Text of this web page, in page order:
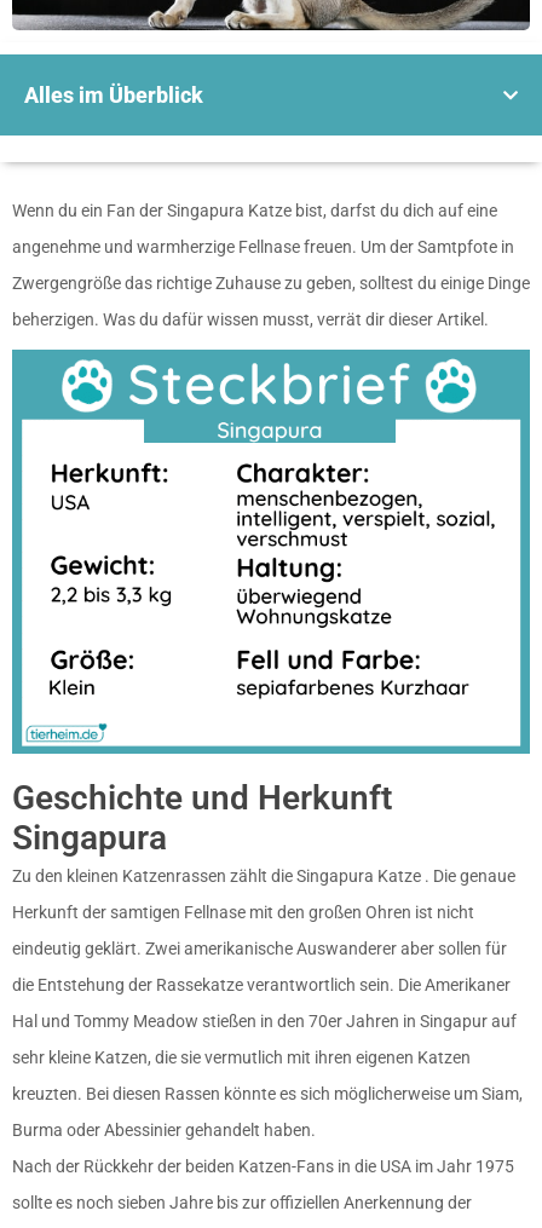
Alles im Überblick
Wenn du ein Fan der Singapura Katze bist, darfst du dich auf eine
angenehme und warmherzige Fellnase freuen. Um der Samtpfote in
Zwergengröße das richtige Zuhause zu geben, solltest du einige Dinge
beherzigen. Was du dafür wissen musst, verrät dir dieser Artikel.
Geschichte und Herkunft
Singapura
Zu den kleinen Katzenrassen zählt die Singapura Katze . Die genaue
Herkunft der samtigen Fellnase mit den großen Ohren ist nicht
eindeutig geklärt. Zwei amerikanische Auswanderer aber sollen für
die Entstehung der Rassekatze verantwortlich sein. Die Amerikaner
Hal und Tommy Meadow stießen in den 70er Jahren in Singapur auf
sehr kleine Katzen, die sie vermutlich mit ihren eigenen Katzen
kreuzten. Bei diesen Rassen könnte es sich möglicherweise um Siam,
Burma oder Abessinier gehandelt haben.
Nach der Rückkehr der beiden Katzen-Fans in die USA im Jahr 1975
sollte es noch sieben Jahre bis zur offiziellen Anerkennung der